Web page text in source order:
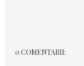
0 COMENTARII: